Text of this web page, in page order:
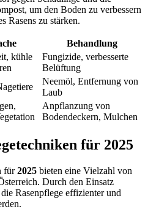
um den Boden zu verbessern
Rasens zu stärken.
Behandlung
kühle
Fungizide, verbesserte
Belüftung
Neemöl, Entfernung von
Laub
Anpflanzung von
Bodendeckern, Mulchen
für 2025
für2025 bieten eine Vielzahl von
Durch den Einsatz
Rasenpflege effizienter und